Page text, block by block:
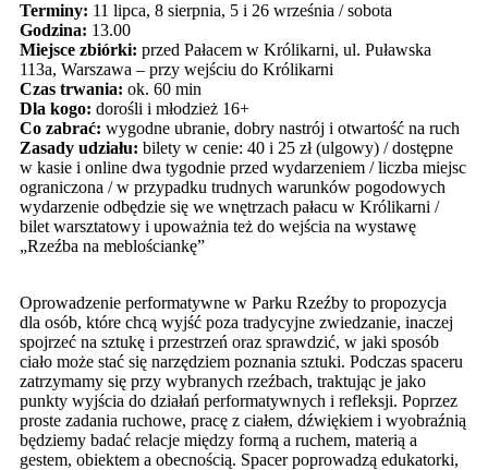
Terminy: 11 lipca, 8 sierpnia, 5 i 26 września / sobota
Godzina: 13.00
Miejsce zbiórki: przed Pałacem w Królikarni, ul. Puławska
113a, Warszawa – przy wejściu do Królikarni
Czas trwania: ok. 60 min
Dla kogo: dorośli i młodzież 16+
Co zabrać: wygodne ubranie, dobry nastrój i otwartość na ruch
Zasady udziału: bilety w cenie: 40 i 25 zł (ulgowy) / dostępne
w kasie i online dwa tygodnie przed wydarzeniem / liczba miejsc
ograniczona / w przypadku trudnych warunków pogodowych
wydarzenie odbędzie się we wnętrzach pałacu w Królikarni /
bilet warsztatowy i upoważnia też do wejścia na wystawę
„Rzeźba na meblościankę”
Oprowadzenie performatywne w Parku Rzeźby to propozycja
dla osób, które chcą wyjść poza tradycyjne zwiedzanie, inaczej
spojrzeć na sztukę i przestrzeń oraz sprawdzić, w jaki sposób
ciało może stać się narzędziem poznania sztuki. Podczas spaceru
zatrzymamy się przy wybranych rzeźbach, traktując je jako
punkty wyjścia do działań performatywnych i refleksji. Poprzez
proste zadania ruchowe, pracę z ciałem, dźwiękiem i wyobraźnią
będziemy badać relacje między formą a ruchem, materią a
gestem, obiektem a obecnością. Spacer poprowadzą edukatorki,